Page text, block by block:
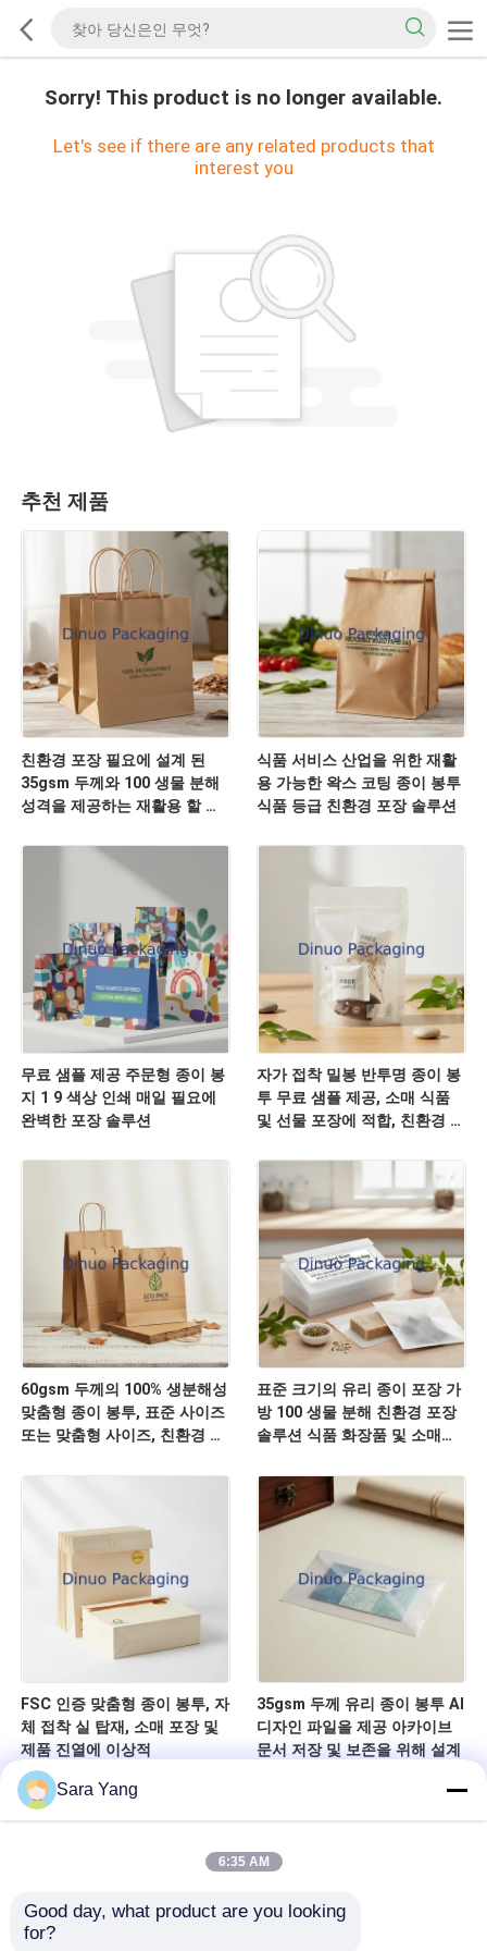
Sorry! This product is no longer available.
Let's see if there are any related products that
interest you
추천 제품
친환경 포장 필요에 설계 된
35gsm 두께와 100 생물 분해
성격을 제공하는 재활용 할 수
식품 서비스 산업을 위한 재활
용 가능한 왁스 코팅 종이 봉투
식품 등급 친환경 포장 솔루션
무료 샘플 제공 주문형 종이 봉
지 1 9 색상 인쇄 매일 필요에
완벽한 포장 솔루션
자가 접착 밀봉 반투명 종이 봉
투 무료 샘플 제공, 소매 식품
및 선물 포장에 적합, 친환경 소
60gsm 두께의 100% 생분해성
맞춤형 종이 봉투, 표준 사이즈
또는 맞춤형 사이즈, 친환경 포
표준 크기의 유리 종이 포장 가
방 100 생물 분해 친환경 포장
솔루션 식품 화장품 및 소매에
FSC 인증 맞춤형 종이 봉투, 자
체 접착 실 탑재, 소매 포장 및
제품 진열에 이상적
35gsm 두께 유리 종이 봉투 AI
디자인 파일을 제공 아카이브
문서 저장 및 보존을 위해 설계
Sara Yang
6:35 AM
Good day, what product are you looking
for?